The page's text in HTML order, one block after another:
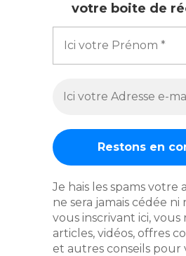
votre boite de
Je hais les spams votre
ne sera jamais cédée
vous inscrivant ici, vous
articles, vidéos, offres
et autres conseils pour